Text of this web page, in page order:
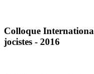
Colloque
jocistes - 2016